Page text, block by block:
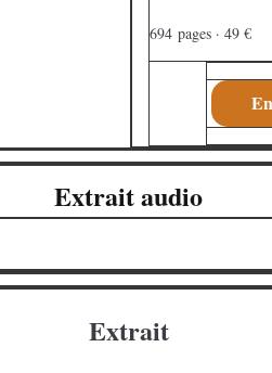
694 pages · 49 €
Extrait audio
Extrait